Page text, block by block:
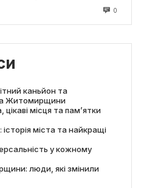
0
каньйон та
Житомирщини
цікаві місця та пам’ятки
міста та найкращі
у кожному
люди, які змінили